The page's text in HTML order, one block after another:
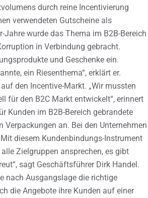
durch reine Incentivierung
verwendeten Gutscheine als
Jahre wurde das Thema im B2B-Bereich
in Verbindung gebracht.
und Geschenke ein.
ein Riesenthema“, erklärt er.
den Incentive-Markt. „Wir mussten
für den B2C Markt entwickelt“, erinnert
Kunden im B2B-Bereich gebrandete
an. Bei den Unternehmen
diesem Kundenbindungs-Instrument
Zielgruppen ansprechen, es gibt
sagt Geschäftsführer Dirk Handel.
nach Ausgangslage die richtige
die Angebote ihre Kunden auf einer